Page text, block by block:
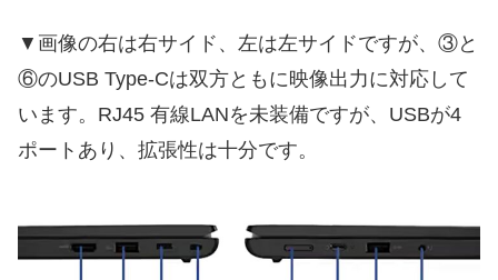
▼画像の右は右サイド、左は左サイドですが、③と
⑥のUSB Type-Cは双方ともに映像出力に対応して
います。RJ45 有線LANを未装備ですが、USBが4
ポートあり、拡張性は十分です。